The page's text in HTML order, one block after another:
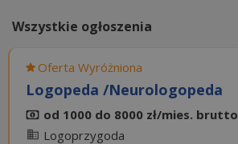
Wszystkie ogłoszenia
Oferta Wyróżniona
Logopeda /Neurologopeda
od 1000 do 8000 zł/mies. brutto
Logoprzygoda